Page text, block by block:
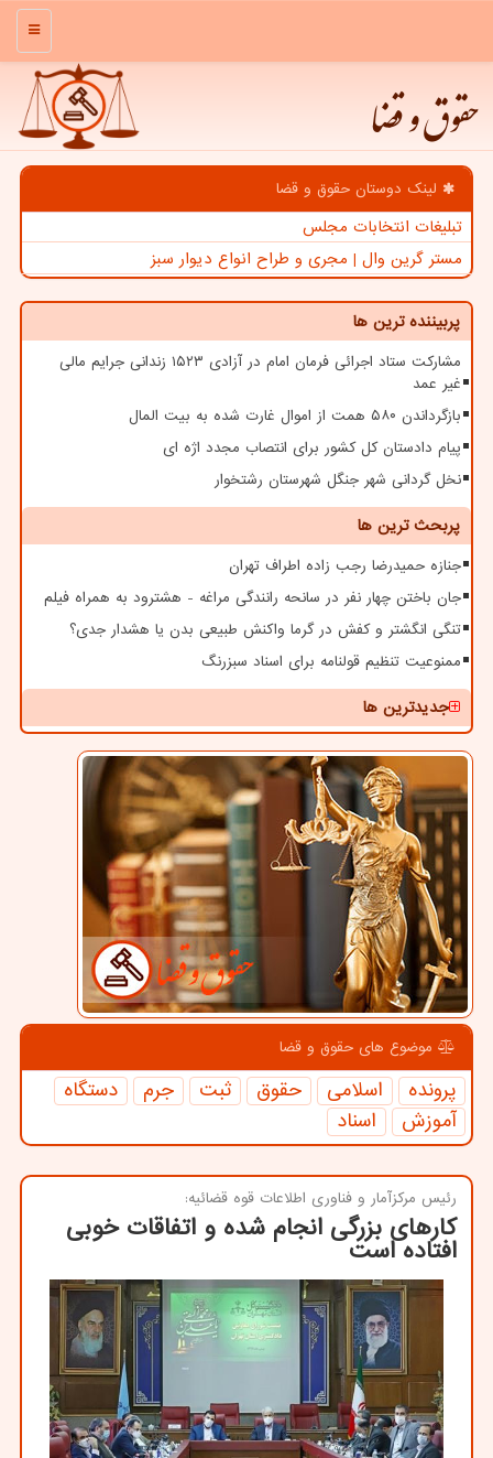
منو
حقوق و قضا
لینک دوستان حقوق و قضا
تبلیغات انتخابات مجلس
مستر گرین وال | مجری و طراح انواع دیوار سبز
پربیننده ترین ها
مشارکت ستاد اجرائی فرمان امام در آزادی ۱۵۲۳ زندانی جرایم مالی
غیر عمد
بازگرداندن ۵۸۰ همت از اموال غارت شده به بیت المال
پیام دادستان کل کشور برای انتصاب مجدد اژه ای
نخل گردانی شهر جنگل شهرستان رشتخوار
پربحث ترین ها
جنازه حمیدرضا رجب زاده اطراف تهران
جان باختن چهار نفر در سانحه رانندگی مراغه - هشترود به همراه فیلم
تنگی انگشتر و کفش در گرما واکنش طبیعی بدن یا هشدار جدی؟
ممنوعیت تنظیم قولنامه برای اسناد سبزرنگ
جدیدترین ها
موضوع های حقوق و قضا
پرونده اسلامی حقوق ثبت جرم
دستگاه
آموزش
اسناد
رئیس مركزآمار و فناوری اطلاعات قوه قضائیه:
كارهای بزرگی انجام شده و اتفاقات خوبی
افتاده است